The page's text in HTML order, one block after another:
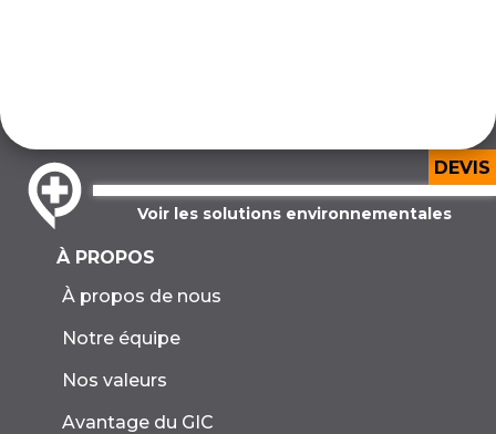
DEVIS
Voir les solutions environnementales
À PROPOS
À propos de nous
Notre équipe
Nos valeurs
Avantage du GIC